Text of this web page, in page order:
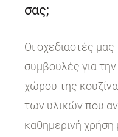
σας;
Οι σχεδιαστές
συμβουλές για
χώρου της
των υλικών που
καθημερινή χρήση